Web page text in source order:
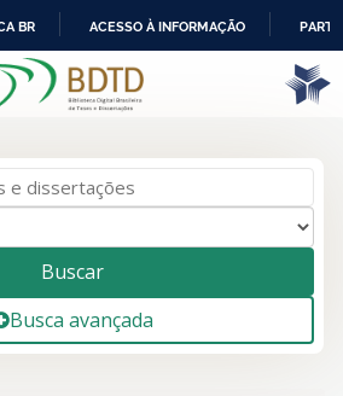
IR
PARA
BR ACESSO À INFORMAÇÃO
Buscar
Busca avançada